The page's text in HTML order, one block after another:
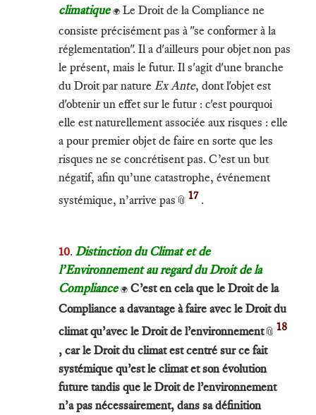
climatique 🌍 Le Droit de la Compliance ne
consiste précisément pas à "se conformer à la
réglementation". Il a d'ailleurs pour objet non pas
le présent, mais le futur. Il s'agit d'une branche
du Droit par nature Ex Ante, dont l'objet est
d'obtenir un effet sur le futur : c'est pourquoi
elle est naturellement associée aux risques : elle
a pour premier objet de faire en sorte que les
risques ne se concrétisent pas. C’est un but
négatif, afin qu’une catastrophe, événement
systémique, n’arrive pas 📎 17 .
10. Distinction du Climat et de
l’Environnement au regard du Droit de la
Compliance 🌍 C’est en cela que le Droit de la
Compliance a davantage à faire avec le Droit du
climat qu’avec le Droit de l’environnement📎 18
, car le Droit du climat est centré sur ce fait
systémique qu’est le climat et son évolution
future tandis que le Droit de l’environnement
n’a pas nécessairement, dans sa définition